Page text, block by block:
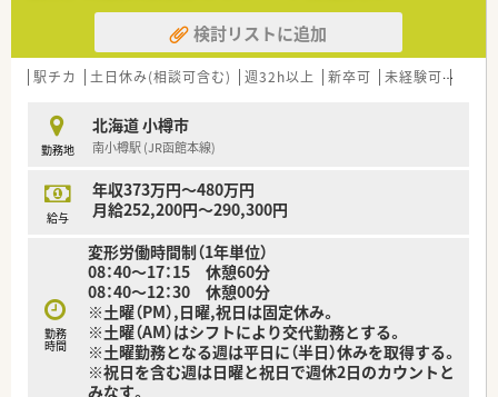
検討リストに追加
駅チカ 土日休み(相談可含む) 週32h以上 新卒可 未経験可
勤務地
北海道 小樽市
南小樽駅 (JR函館本線)
給与
年収373万円～480万円
月給252,200円～290,300円
勤務
時間
変形労働時間制（1年単位）
08：40～17：15 休憩60分
08：40～12：30 休憩00分
※土曜（PM）,日曜,祝日は固定休み。
※土曜（AM）はシフトにより交代勤務とする。
※土曜勤務となる週は平日に（半日）休みを取得する。
※祝日を含む週は日曜と祝日で週休2日のカウントと
みなす。